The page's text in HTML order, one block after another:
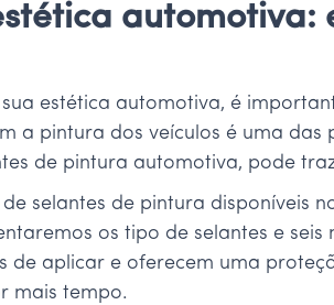
estética automotiva, é
a pintura dos veículos é uma
de pintura automotiva, pode
selantes de pintura disponíveis
os tipo de selantes e
de aplicar e oferecem uma
mais tempo.